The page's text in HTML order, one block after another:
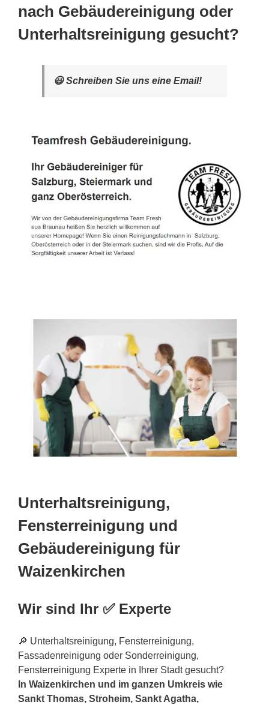
nach Gebäudereinigung oder
Unterhaltsreinigung gesucht?
😃 Schreiben Sie uns eine Email!
Unterhaltsreinigung,
Fensterreinigung und
Gebäudereinigung für
Waizenkirchen
Wir sind Ihr ✅ Experte
🔎 Unterhaltsreinigung, Fensterreinigung,
Fassadenreinigung oder Sonderreinigung,
Fensterreinigung Experte in Ihrer Stadt gesucht?
In Waizenkirchen und im ganzen Umkreis wie
Sankt Thomas, Stroheim, Sankt Agatha,